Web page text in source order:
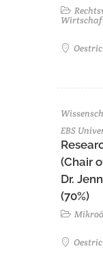
EBS
(Chair
Dr.
(70%)